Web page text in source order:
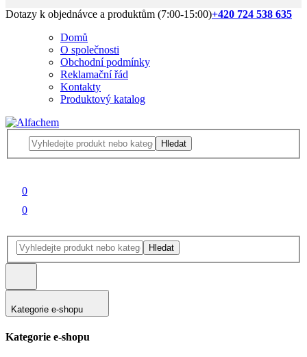
Dotazy k objednávce a produktům (7:00-15:00)+420 724 538 635
Domů
O společnosti
Obchodní podmínky
Reklamační řád
Kontakty
Produktový katalog
Hledat
0
0
Hledat
Kategorie e-shopu
Kategorie e-shopu